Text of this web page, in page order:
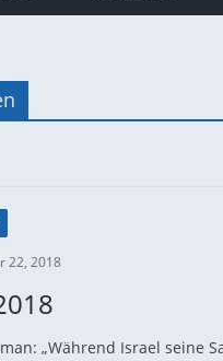
22, 2018
„Während Israel seine